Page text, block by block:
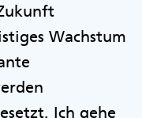
Wachstum
Ich gehe